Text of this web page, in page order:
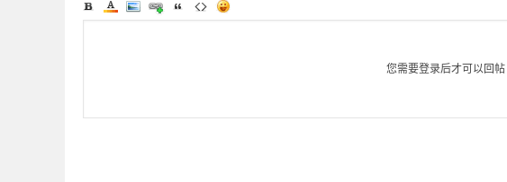
您需要登录后才可以回帖